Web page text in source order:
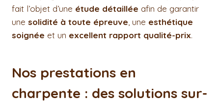
fait l’objet d’une étude détaillée afin de garantir
une solidité à toute épreuve , une esthétique
soignée et un excellent rapport qualité-prix.
Nos prestations en
charpente : des solutions sur-